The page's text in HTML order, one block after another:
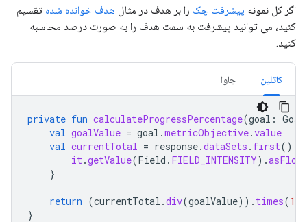
اگر کل نمونه پیشرفت چک را بر هدف در مثال هدف خوانده شده تقسیم
کنید، می توانید پیشرفت به سمت هدف را به صورت درصد محاسبه
کنید.
کاتلین جاوا
private fun calculateProgressPercentage(goal : Goal
val goalValue = goal .metricObjective.value
val currentTotal = response.dataSets . first().
it.getValue(Field . FIELD_INTENSITY).asFloat
}
return (currentTotal .div(goalValue)). times(
}